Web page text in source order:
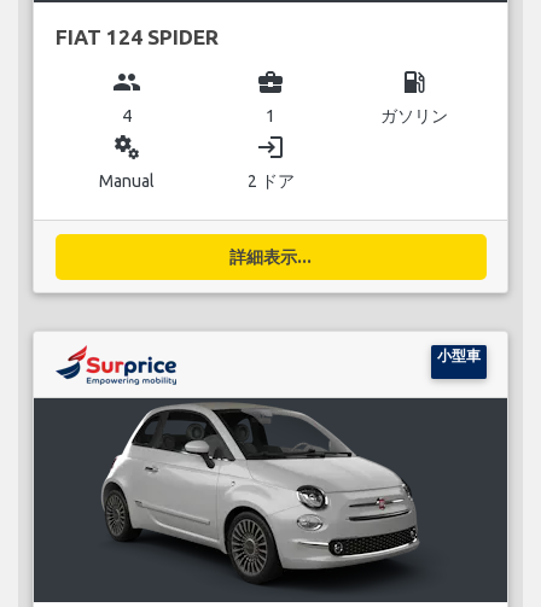
FIAT 124 SPIDER
group
4
business_center
1
local_gas_station
ガソリン
miscellaneous_services
Manual
login
2 ドア
詳細表示...
小型車